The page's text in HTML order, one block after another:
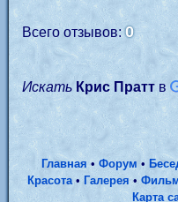
Всего отзывов:0
Искать Крис Пратт в
Главная • Форум •
Красота•Галерея•
Карта